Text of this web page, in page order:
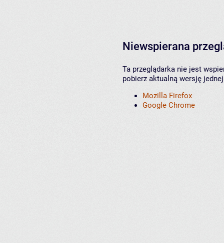
Niewspierana
Ta przeglądarka nie jest
pobierz aktualną wersję
Mozilla Firefox
Google Chrome